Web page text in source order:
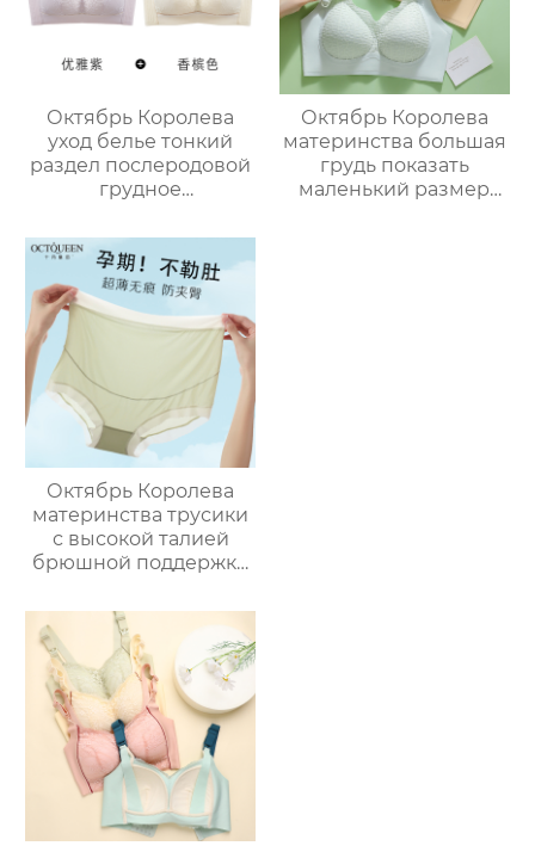
бюстгальтер
Октябрь Королева
уход белье тонкий
раздел послеродовой
грудное
грудное
вскармливание
специальные анти-
обвисание собрал
собрать тиски груди
материнства
беременности
бюстгальтер
Октябрь Королева
материнства большая
грудь показать
маленький размер
Октябрь Королева
материнства трусики
с высокой талией
брюшной поддержки
специальные
большие размеры
средних поздних
беременности без
следа тонкий участок
хлопка промежности
шорты